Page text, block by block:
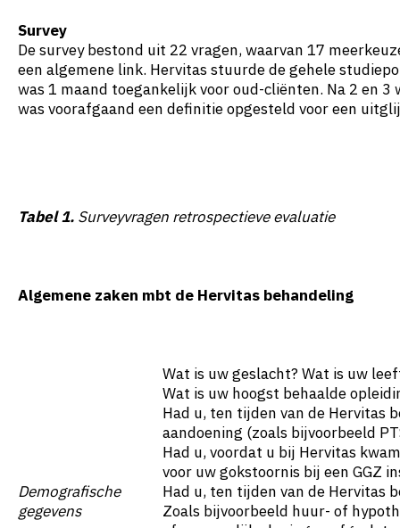
Survey
De survey bestond uit 22 vragen, waarvan 17
een algemene link. Hervitas stuurde de gehele
was 1 maand toegankelijk voor oud-cliënten. Na 2 en
was voorafgaand een definitie opgesteld voor een
Tabel 1. Surveyvragen retrospectieve evaluatie
Algemene zaken mbt de Hervitas behandeling
Demografische
gegevens
Wat is uw geslacht? Wat is uw
Wat is uw hoogst behaalde
Had u, ten tijden van de Hervitas
aandoening (zoals bijvoorbeeld
Had u, voordat u bij Hervitas
voor uw gokstoornis bij een GGZ
Had u, ten tijden van de Hervitas
Zoals bijvoorbeeld huur- of